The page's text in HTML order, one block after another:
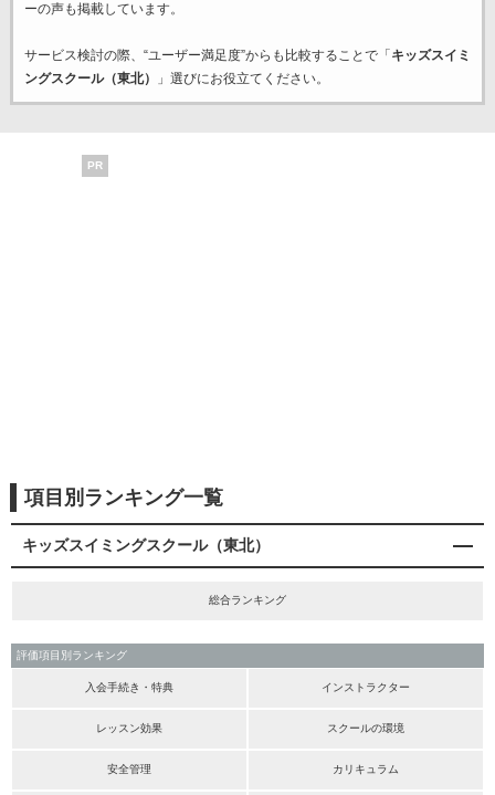
ーの声も掲載しています。
サービス検討の際、“ユーザー満足度”からも比較することで「 キッズスイミ
ングスクール（東北）
」選びにお役立てください。
PR
項目別ランキング一覧
キッズスイミングスクール（東北）
総合ランキング
評価項目別ランキング
入会手続き・特典 インストラクター
レッスン効果 スクールの環境
安全管理 カリキュラム